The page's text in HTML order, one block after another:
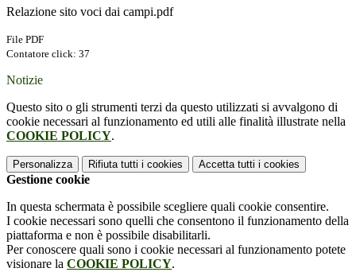
Relazione sito voci dai campi.pdf
File PDF
Contatore click: 37
Notizie
Questo sito o gli strumenti terzi da questo utilizzati si avvalgono di
cookie necessari al funzionamento ed utili alle finalità illustrate nella
COOKIE POLICY.
Personalizza Rifiuta tutti i cookies Accetta tutti i cookies
Gestione cookie
In questa schermata è possibile scegliere quali cookie consentire.
I cookie necessari sono quelli che consentono il funzionamento della
piattaforma e non è possibile disabilitarli.
Per conoscere quali sono i cookie necessari al funzionamento potete
visionare la COOKIE POLICY.